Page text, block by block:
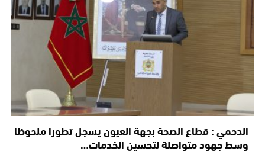
الدحمي : قطاع الصحة بجهة العيون يسجل تطوراً ملحوظاً
وسط جهود متواصلة لتحسين الخدمات…